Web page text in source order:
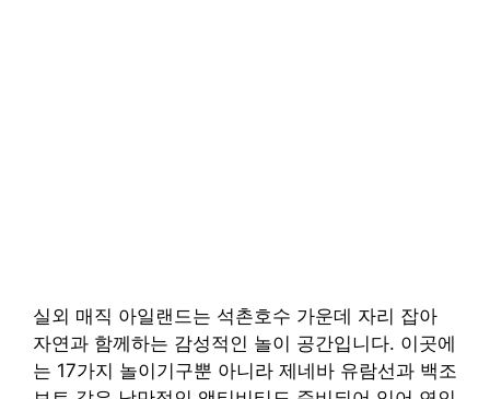
실외 매직 아일랜드는 석촌호수 가운데 자리 잡아
자연과 함께하는 감성적인 놀이 공간입니다. 이곳에
는 17가지 놀이기구뿐 아니라 제네바 유람선과 백조